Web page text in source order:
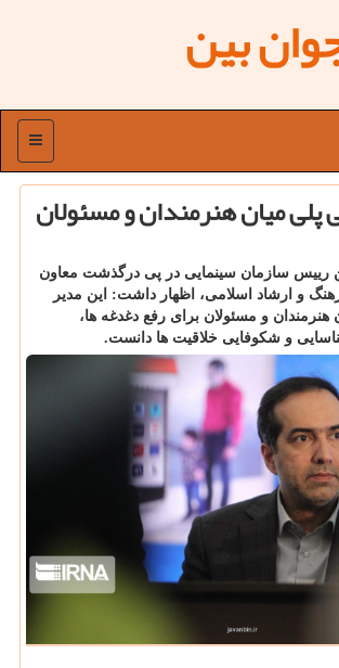
بین
منو
پلی میان هنرمندان و مسئولان
رییس سازمان سینمایی در پی درگذشت معاون
و ارشاد اسلامی، اظهار داشت: این مدیر
هنرمندان و مسئولان برای رفع دغدغه ها،
و شکوفایی خلاقیت ها دانست.